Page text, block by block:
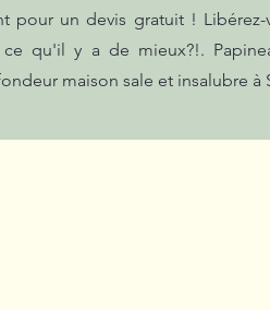
pour un devis gratuit !
qu'il y a de mieux?!.
maison sale et insalubre à